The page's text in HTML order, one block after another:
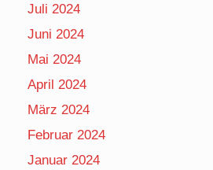
Juli 2024
Juni 2024
Mai 2024
April 2024
März 2024
Februar 2024
Januar 2024